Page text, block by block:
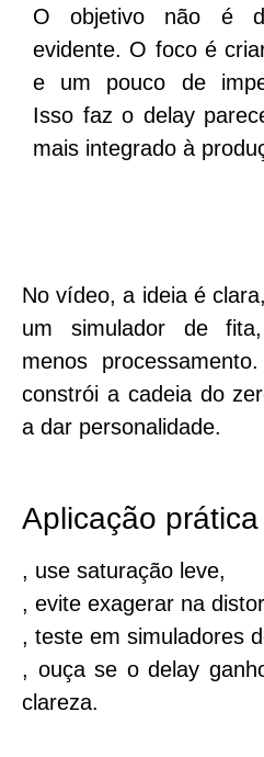
O objetivo não é
evidente. O foco é
e um pouco de
Isso faz o delay
mais integrado à
No vídeo, a ideia é
um simulador de
menos
constrói a cadeia do
a dar personalidade.
Aplicação prática
, use saturação leve,
, evite exagerar na
, teste em simuladores
, ouça se o delay
clareza.